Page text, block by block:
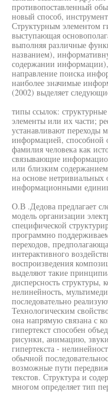
противопоставленный
новый способ,
Структурным элементом
выступающая
выполняя различные
названием),
содержании
направление поиска
наиболее значимые
(2002) выделяет
типы ссылок:
элементы или их части;
устанавливают
информацией, способной
фамилия человека как
связывающие
или близким
на основе
информационными
О.В .Дедова предлагает
модель организации
специфической
программно
переходов,
интерактивного
воспроизведения
выделяют такие
дисперсность структуры,
нелинейность,
последовательно
Технологическим
она напрямую связана с
гипертекст способен
рисунки, анимацию,
гипертекста -
обычной
возможные пути
текстов. Структура и
многом определяет тип